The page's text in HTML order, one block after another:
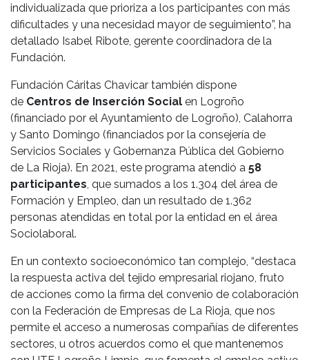
individualizada que prioriza a los participantes con más
dificultades y una necesidad mayor de seguimiento”, ha
detallado Isabel Ribote, gerente coordinadora de la
Fundación.
Fundación Cáritas Chavicar también dispone
de Centros de Inserción Social en Logroño
(financiado por el Ayuntamiento de Logroño), Calahorra
y Santo Domingo (financiados por la consejería de
Servicios Sociales y Gobernanza Pública del Gobierno
de La Rioja). En 2021, este programa atendió a 58
participantes , que sumados a los 1.304 del área de
Formación y Empleo, dan un resultado de 1.362
personas atendidas en total por la entidad en el área
Sociolaboral.
En un contexto socioeconómico tan complejo, “destaca
la respuesta activa del tejido empresarial riojano, fruto
de acciones como la firma del convenio de colaboración
con la Federación de Empresas de La Rioja, que nos
permite el acceso a numerosas compañías de diferentes
sectores, u otros acuerdos como el que mantenemos